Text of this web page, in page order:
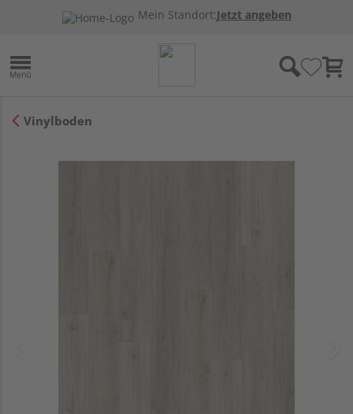
Mein Standort:Jetzt angeben
Vinylboden